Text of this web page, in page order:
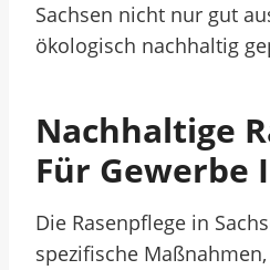
Sachsen nicht nur gut
ökologisch nachhaltig
Nachhaltige
Für Gewerbe
Die Rasenpflege in
spezifische